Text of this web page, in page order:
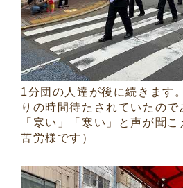
1分団の人達が後に続きます
りの時間待たされていたので
「寒い」「寒い」と声が聞
苦労様です）